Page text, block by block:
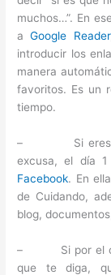
muchos…”. En
aGoogle Reader
introducir los
manera
favoritos. Es un
tiempo.
– Si eres un
excusa, el día 1
Facebook. En
de Cuidando,
blog,
– Si por el
que te diga,